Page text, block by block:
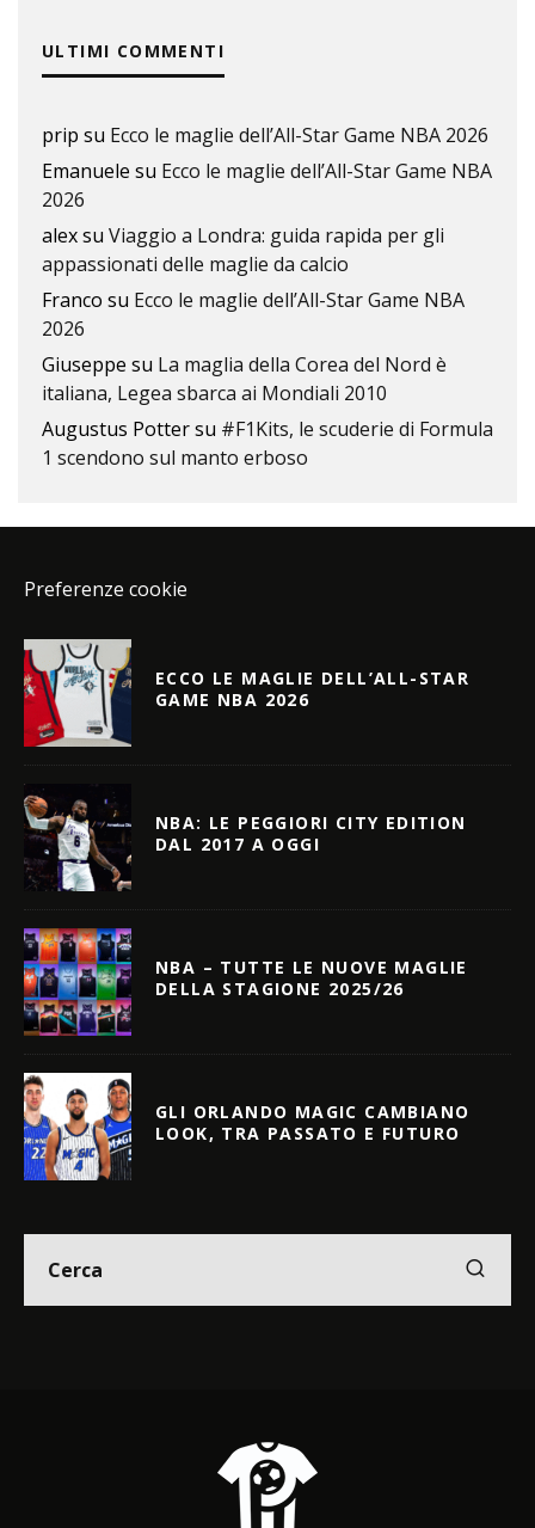
ULTIMI COMMENTI
prip su Ecco le maglie dell’All-Star Game NBA 2026
Emanuele su Ecco le maglie dell’All-Star Game NBA
2026
alexsu Viaggio a Londra: guida rapida per gli
appassionati delle maglie da calcio
Franco su Ecco le maglie dell’All-Star Game NBA
2026
Giuseppe su La maglia della Corea del Nord è
italiana, Legea sbarca ai Mondiali 2010
Augustus Pottersu #F1Kits, le scuderie di Formula
1 scendono sul manto erboso
Preferenze cookie
ECCO LE MAGLIE DELL’ALL-STAR
GAME NBA 2026
NBA: LE PEGGIORI CITY EDITION
DAL 2017 A OGGI
NBA – TUTTE LE NUOVE MAGLIE
DELLA STAGIONE 2025/26
GLI ORLANDO MAGIC CAMBIANO
LOOK, TRA PASSATO E FUTURO